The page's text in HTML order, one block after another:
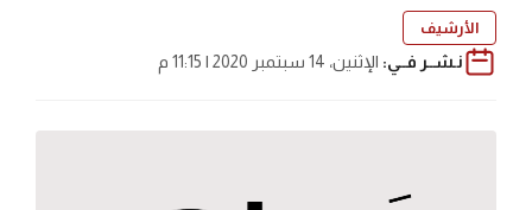
الأرشيف
نـشــر فــي: الإثنين، 14 سبتمبر 2020 | 11:15 م